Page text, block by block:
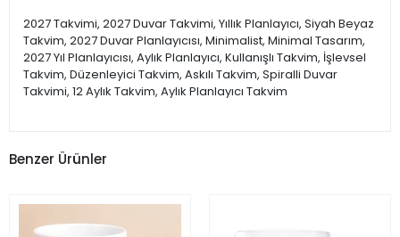
2027 Takvimi, 2027 Duvar Takvimi, Yıllık Planlayıcı, Siyah Beyaz
Takvim, 2027 Duvar Planlayıcısı, Minimalist, Minimal Tasarım,
2027 Yıl Planlayıcısı, Aylık Planlayıcı, Kullanışlı Takvim, İşlevsel
Takvim, Düzenleyici Takvim, Askılı Takvim, Spiralli Duvar
Takvimi, 12 Aylık Takvim, Aylık Planlayıcı Takvim
Benzer Ürünler